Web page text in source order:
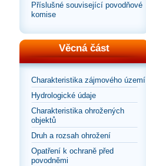
Příslušné související povodňové
komise
Věcná část
Charakteristika zájmového území
Hydrologické údaje
Charakteristika ohrožených
objektů
Druh a rozsah ohrožení
Opatření k ochraně před
povodněmi